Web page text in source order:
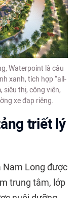
Waterpoint là câu
xanh, tích hợp “all-
siêu thị, công viên,
xe đạp riêng.
triết lý
Nam Long được
trung tâm, lớp